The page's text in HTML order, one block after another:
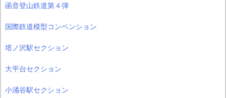
函音登山鉄道第４弾
国際鉄道模型コンベンション
塔ノ沢駅セクション
大平台セクション
小涌谷駅セクション